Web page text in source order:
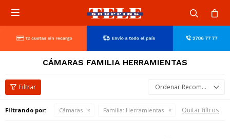

CÁMARAS FAMILIA HERRAMIENTAS
Recomendados
Filtrando por: Cámaras Familia: Herramientas Quitar filtros